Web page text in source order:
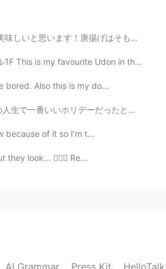
2019.05.16 12:15
らすテクスチャとぴったりです！ ご飯の上におかずを置くの...
favourite Udon in the world 🍜. Have y...
bored. Also this is my do...
でたくさんの色々な種類の魚を見た時信じられませんでした...
of it so I’m t...
look... 🤦🏻‍♀️ Re...
AI Grammar Press Kit